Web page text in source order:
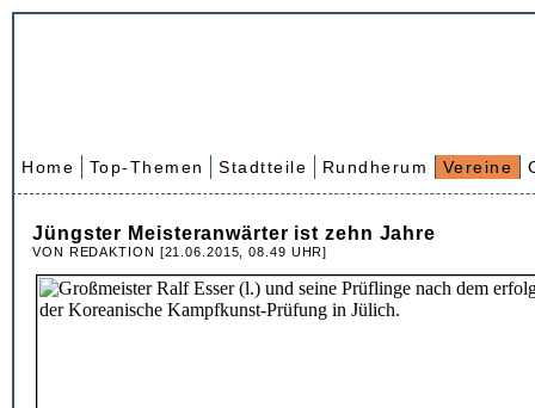
Home Top-Themen Stadtteile Rundherum Vereine
Jüngster Meisteranwärter ist zehn Jahre
VON REDAKTION [21.06.2015, 08.49 UHR]